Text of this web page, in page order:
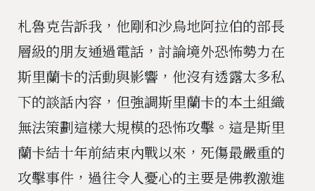
札魯克告訴我，他剛和沙烏地阿拉伯的部長
層級的朋友通過電話，討論境外恐怖勢力在
斯里蘭卡的活動與影響，他沒有透露太多私
下的談話內容，但強調斯里蘭卡的本土組織
無法策劃這樣大規模的恐怖攻擊。這是斯里
蘭卡結十年前結束內戰以來，死傷最嚴重的
攻擊事件，過往令人憂心的主要是佛教激進